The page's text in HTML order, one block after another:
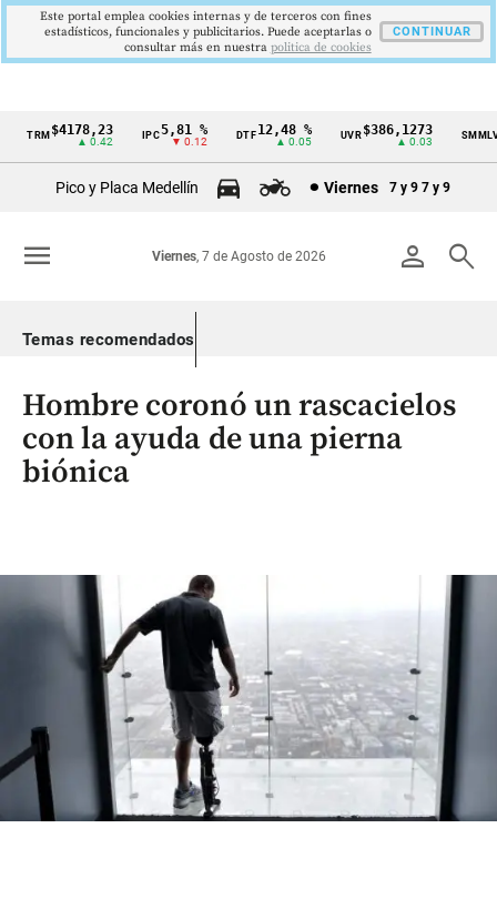
Cintillo
Colombia
TRM$4178,23
▲ 0.42
5,81 %
▼ 0.12
DTF12,48 %
▲ 0.05
UVR$386,1273
▲ 0.03
SMMLV
Pico y Placa Medellín Viernes 7 y 9 7 y 9
person search
Viernes, 7 de Agosto de 2026
menu
Temas recomendados
Hombre coronó un rascacielos
con la ayuda de una pierna
biónica
Este portal emplea cookies internas y de terceros con fines
estadísticos, funcionales y publicitarios. Puede aceptarlas o
consultar más en nuestra politica de cookies
CONTINUAR